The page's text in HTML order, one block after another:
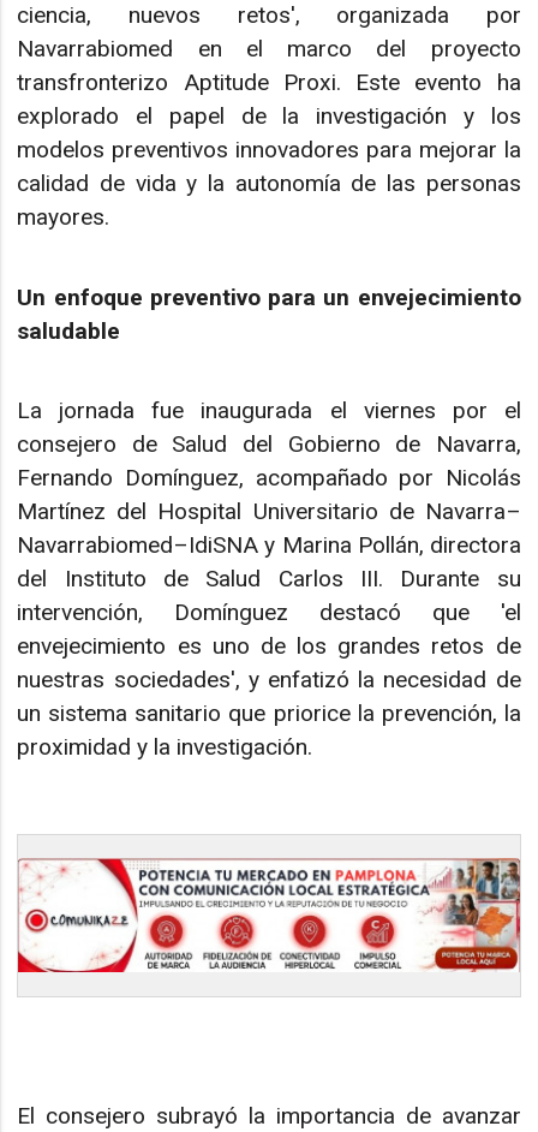
ciencia, nuevos retos', organizada por
Navarrabiomed en el marco del proyecto
transfronterizo Aptitude Proxi. Este evento ha
explorado el papel de la investigación y los
modelos preventivos innovadores para mejorar la
calidad de vida y la autonomía de las personas
mayores.
Un enfoque preventivo para un envejecimiento
saludable
La jornada fue inaugurada el viernes por el
consejero de Salud del Gobierno de Navarra,
Fernando Domínguez, acompañado por Nicolás
Martínez del Hospital Universitario de Navarra–
Navarrabiomed–IdiSNA y Marina Pollán, directora
del Instituto de Salud Carlos III. Durante su
intervención, Domínguez destacó que 'el
envejecimiento es uno de los grandes retos de
nuestras sociedades', y enfatizó la necesidad de
un sistema sanitario que priorice la prevención, la
proximidad y la investigación.
El consejero subrayó la importancia de avanzar